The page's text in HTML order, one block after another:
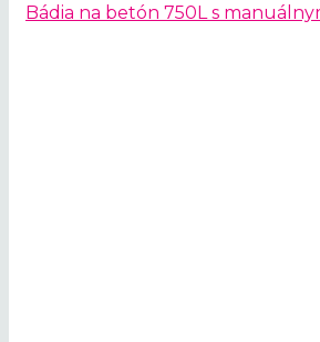
Bádia na betón 750L s